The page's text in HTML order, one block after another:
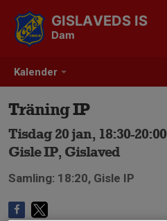
Kalender
GISLAVEDS IS
Dam
Träning IP
Tisdag 20 jan, 18:30-20:00
Gisle IP, Gislaved
Samling: 18:20, Gisle IP